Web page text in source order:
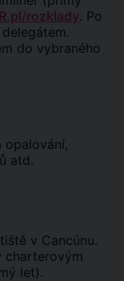
R.pl/rozklady. Po
do vybraného
opalování,
atd.
v Cancúnu.
charterovým
let).